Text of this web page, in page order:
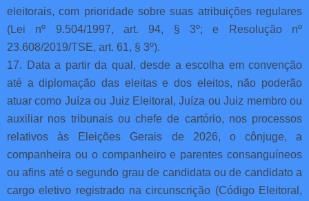
eleitorais, com prioridade sobre suas atribuições regulares
(Lei nº 9.504/1997, art. 94, § 3º; e Resolução nº
23.608/2019/TSE, art. 61, § 3º).
17. Data a partir da qual, desde a escolha em convenção
até a diplomação das eleitas e dos eleitos, não poderão
atuar como Juíza ou Juiz Eleitoral, Juíza ou Juiz membro ou
auxiliar nos tribunais ou chefe de cartório, nos processos
relativos às Eleições Gerais de 2026, o cônjuge, a
companheira ou o companheiro e parentes consanguíneos
ou afins até o segundo grau de candidata ou de candidato a
cargo eletivo registrado na circunscrição (Código Eleitoral,